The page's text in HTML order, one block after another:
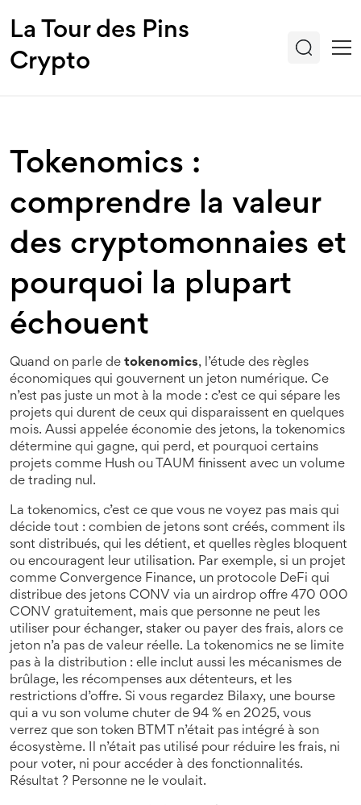
La Tour des Pins
Crypto
Tokenomics :
comprendre la valeur
des cryptomonnaies et
pourquoi la plupart
échouent
Quand on parle de tokenomics, l’étude des règles
économiques qui gouvernent un jeton numérique. Ce
n’est pas juste un mot à la mode : c’est ce qui sépare les
projets qui durent de ceux qui disparaissent en quelques
mois. Aussi appelée économie des jetons, la tokenomics
détermine qui gagne, qui perd, et pourquoi certains
projets comme Hush ou TAUM finissent avec un volume
de trading nul.
La tokenomics, c’est ce que vous ne voyez pas mais qui
décide tout : combien de jetons sont créés, comment ils
sont distribués, qui les détient, et quelles règles bloquent
ou encouragent leur utilisation. Par exemple, si un projet
comme Convergence Finance, un protocole DeFi qui
distribue des jetons CONV via un airdrop offre 470 000
CONV gratuitement, mais que personne ne peut les
utiliser pour échanger, staker ou payer des frais, alors ce
jeton n’a pas de valeur réelle. La tokenomics ne se limite
pas à la distribution : elle inclut aussi les mécanismes de
brûlage, les récompenses aux détenteurs, et les
restrictions d’offre. Si vous regardez Bilaxy, une bourse
qui a vu son volume chuter de 94 % en 2025, vous
verrez que son token BTMT n’était pas intégré à son
écosystème. Il n’était pas utilisé pour réduire les frais, ni
pour voter, ni pour accéder à des fonctionnalités.
Résultat ? Personne ne le voulait.